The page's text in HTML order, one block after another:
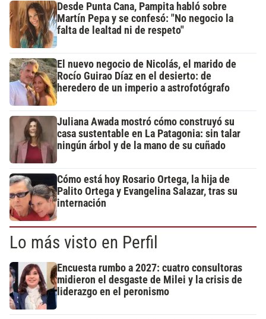
Desde Punta Cana, Pampita habló sobre
Martín Pepa y se confesó: "No negocio la
falta de lealtad ni de respeto"
El nuevo negocio de Nicolás, el marido de
Rocío Guirao Díaz en el desierto: de
heredero de un imperio a astrofotógrafo
Juliana Awada mostró cómo construyó su
casa sustentable en La Patagonia: sin talar
ningún árbol y de la mano de su cuñado
Cómo está hoy Rosario Ortega, la hija de
Palito Ortega y Evangelina Salazar, tras su
internación
Lo más visto en Perfil
Encuesta rumbo a 2027: cuatro consultoras
midieron el desgaste de Milei y la crisis de
liderazgo en el peronismo